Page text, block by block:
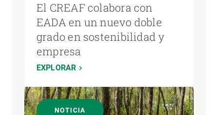
El CREAF colabora con
EADA en un nuevo doble
grado en sostenibilidad y
empresa
EXPLORAR
NOTICIA